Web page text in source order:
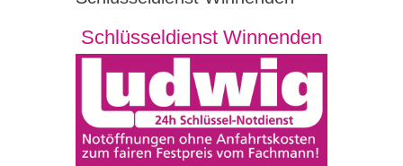
Schlüsseldienst Winnenden